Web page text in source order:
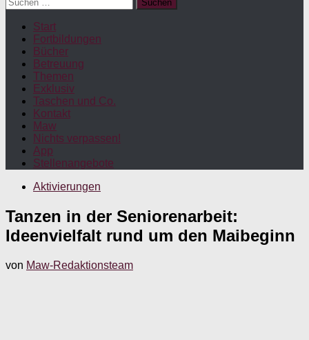
nach:
Start
Fortbildungen
Bücher
Betreuung
Themen
Exklusiv
Taschen und Co.
Kontakt
Maw
Nichts verpassen!
App
Stellenangebote
Aktivierungen
Tanzen in der Seniorenarbeit:
Ideenvielfalt rund um den Maibeginn
von Maw-Redaktionsteam